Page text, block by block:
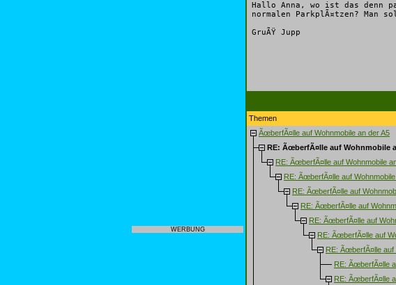
WERBUNG
Hallo Anna, wo ist das denn
normalen ParkplÃ¤tzen? Man
GruÃŸ Jupp
Themen
ÃœberfÃ¤lle auf Wohnmobile an der A5
RE: ÃœberfÃ¤lle auf Wohnmobile
RE: ÃœberfÃ¤lle auf Wohnmobile
RE: ÃœberfÃ¤lle auf
RE: ÃœberfÃ¤lle auf
RE: ÃœberfÃ¤lle auf
RE: ÃœberfÃ¤lle auf
RE: ÃœberfÃ¤lle auf
RE: ÃœberfÃ¤lle auf
RE: ÃœberfÃ¤lle
RE: ÃœberfÃ¤lle